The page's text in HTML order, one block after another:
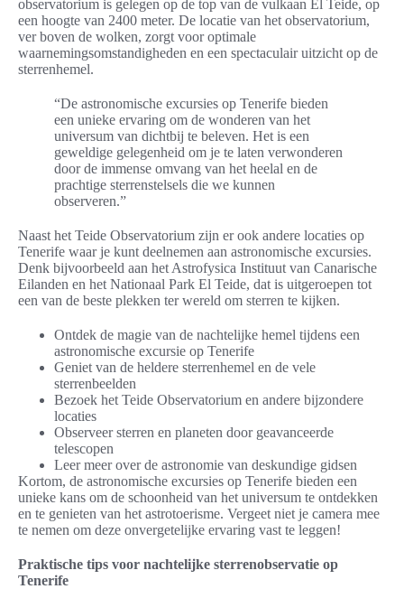
observatorium is gelegen op de top van de vulkaan El Teide, op
een hoogte van 2400 meter. De locatie van het observatorium,
ver boven de wolken, zorgt voor optimale
waarnemingsomstandigheden en een spectaculair uitzicht op de
sterrenhemel.
“De astronomische excursies op Tenerife bieden
een unieke ervaring om de wonderen van het
universum van dichtbij te beleven. Het is een
geweldige gelegenheid om je te laten verwonderen
door de immense omvang van het heelal en de
prachtige sterrenstelsels die we kunnen
observeren.”
Naast het Teide Observatorium zijn er ook andere locaties op
Tenerife waar je kunt deelnemen aan astronomische excursies.
Denk bijvoorbeeld aan het Astrofysica Instituut van Canarische
Eilanden en het Nationaal Park El Teide, dat is uitgeroepen tot
een van de beste plekken ter wereld om sterren te kijken.
Ontdek de magie van de nachtelijke hemel tijdens een
astronomische excursie op Tenerife
Geniet van de heldere sterrenhemel en de vele
sterrenbeelden
Bezoek het Teide Observatorium en andere bijzondere
locaties
Observeer sterren en planeten door geavanceerde
telescopen
Leer meer over de astronomie van deskundige gidsen
Kortom, de astronomische excursies op Tenerife bieden een
unieke kans om de schoonheid van het universum te ontdekken
en te genieten van het astrotoerisme. Vergeet niet je camera mee
te nemen om deze onvergetelijke ervaring vast te leggen!
Praktische tips voor nachtelijke sterrenobservatie op
Tenerife